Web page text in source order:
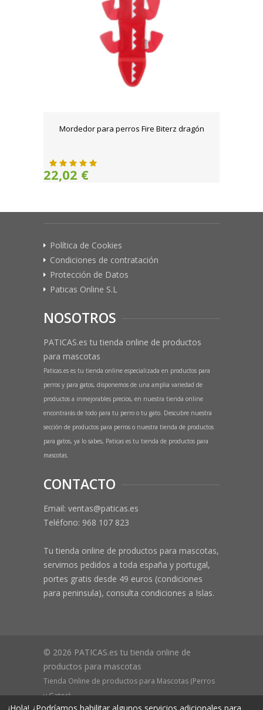
Mordedor para perros Fire Biterz dragón
22,02 €
Política de Cookies
Condiciones de contratación
Protección de Datos
Paticas Online S.L
NOSOTROS
PATICAS.es tu tienda online de productos
para mascotas
Paticas.es es tu tienda online especializada en productos para
perros y para gatos, disponemos de una amplia variedad de
productos a inmejorables precios, en nuestra tienda online
encontrarás de todo para tu perro o tu gato. Descubre nuestra
sección de productos para perros o nuestra tienda de productos
para gatos, ya lo sabes, Paticas es tu tienda de productos para
mascotas.
CONTACTO
Email: ventas@paticas.es
Teléfono: 968 107 823
Tu tienda online de productos para mascotas,
servimos pedidos a toda españa y portugal,
portes gratis desde 49 euros (condiciones
para peninsula), consulta condiciones a Islas.
© 2026 PATICAS.es tu tienda online de
productos para mascotas
Tienda Online de productos para Mascotas (Perros
y Gatos)